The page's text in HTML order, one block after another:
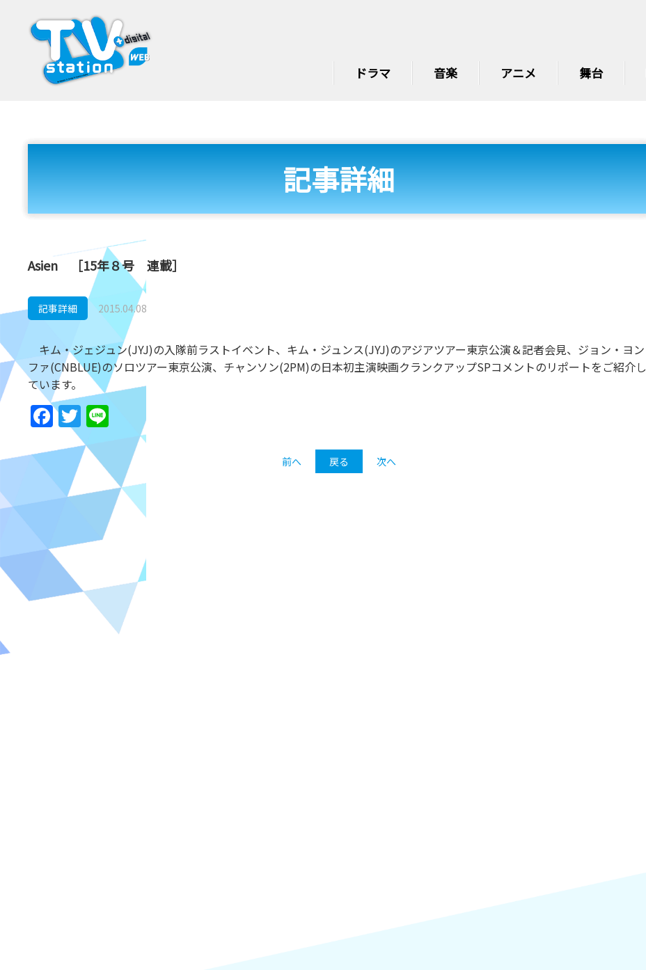
ドラマ 音楽 アニメ 舞台
記事詳細
Asien ［15年８号 連載］
記事詳細 2015.04.08
キム・ジェジュン(JYJ)の入隊前ラストイベント、キム・ジュンス(JYJ)のアジアツアー東京公演＆記者会見、ジョン・ヨン
ファ(CNBLUE)のソロツアー東京公演、チャンソン(2PM)の日本初主演映画クランクアップSPコメントのリポートをご紹介し
ています。
Facebook
Twitter
Line
前へ 戻る 次へ